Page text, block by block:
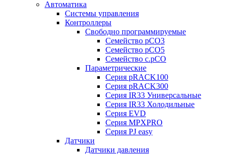
Автоматика
Системы управления
Контроллеры
Свободно программируемые
Семейство pCO3
Семейство pCO5
Семейство c.pCO
Параметрические
Серия pRACK100
Серия pRACK300
Серия IR33 Универсальные
Серия IR33 Холодильные
Серия EVD
Серия MPXPRO
Серия PJ easy
Датчики
Датчики давления